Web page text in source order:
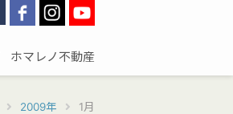
ホマレノ不動産
2009年 1月